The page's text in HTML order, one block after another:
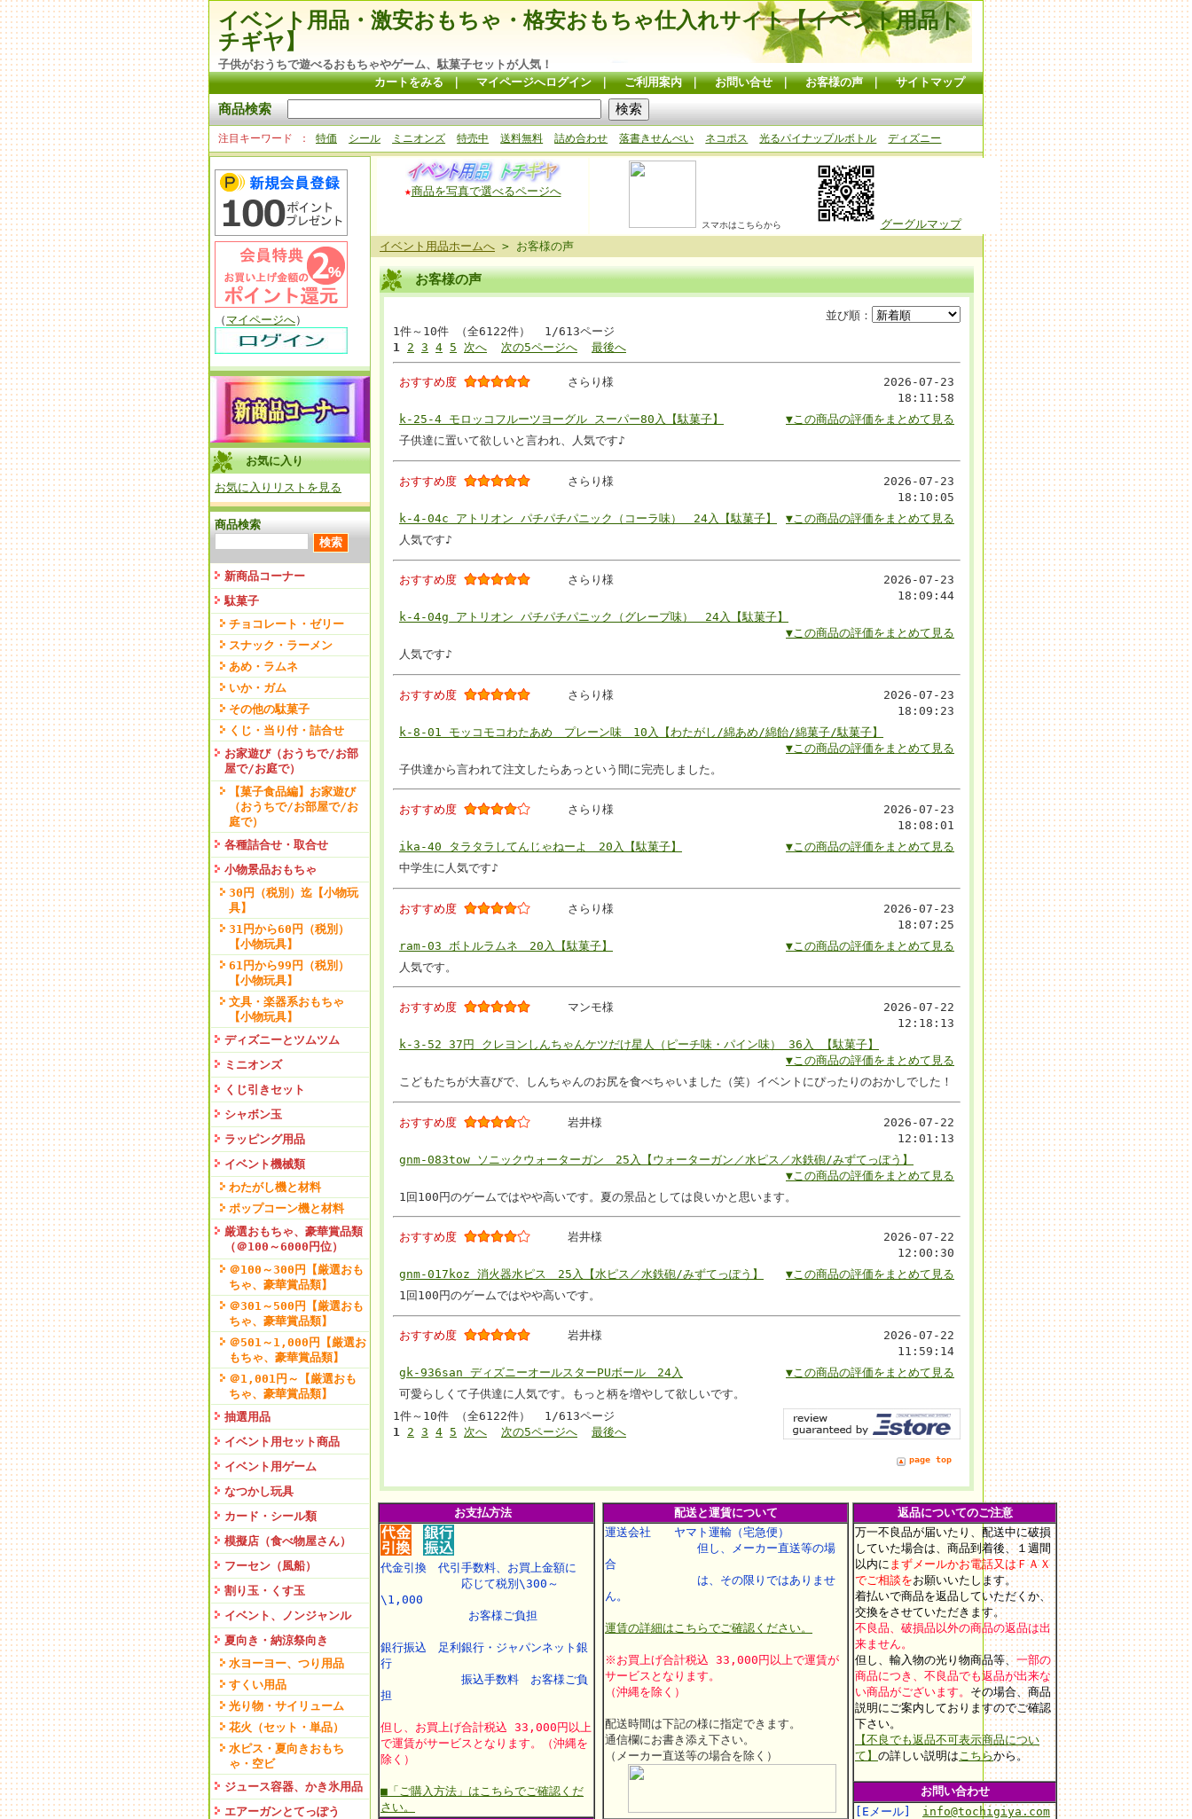
イベント用品・激安おもちゃ・格安おもちゃ仕入れサイト【イベント用品ト
チギヤ】
子供がおうちで遊べるおもちゃやゲーム、駄菓子セットが人気！
カートをみる｜ マイページへログイン｜ ご利用案内｜ お問い合せ｜ お客様の声｜ サイトマップ
商品検索
注目キーワード 特価 シール ミニオンズ 特売中 送料無料 詰め合わせ 落書きせんべい ネコポス 光るパイナップルボトル ディズニー
（ マイページへ）
お気に入り
お気に入りリストを見る
商品検索
新商品コーナー
駄菓子
チョコレート・ゼリー
スナック・ラーメン
あめ・ラムネ
いか・ガム
その他の駄菓子
くじ・当り付・詰合せ
お家遊び（おうちで/お部
屋で/お庭で）
【菓子食品編】お家遊び
（おうちで/お部屋で/お
庭で）
各種詰合せ・取合せ
小物景品おもちゃ
30円（税別）迄【小物玩
具】
31円から60円（税別）
【小物玩具】
61円から99円（税別）
【小物玩具】
文具・楽器系おもちゃ
【小物玩具】
ディズニーとツムツム
ミニオンズ
くじ引きセット
シャボン玉
ラッピング用品
イベント機械類
わたがし機と材料
ポップコーン機と材料
厳選おもちゃ、豪華賞品類
（＠100～6000円位）
＠100～300円【厳選おも
ちゃ、豪華賞品類】
＠301～500円【厳選おも
ちゃ、豪華賞品類】
＠501～1,000円【厳選お
もちゃ、豪華賞品類】
＠1,001円～【厳選おも
ちゃ、豪華賞品類】
抽選用品
イベント用セット商品
イベント用ゲーム
なつかし玩具
カード・シール類
模擬店（食べ物屋さん）
フーセン（風船）
割り玉・くす玉
イベント、ノンジャンル
夏向き・納涼祭向き
水ヨーヨー、つり用品
すくい用品
光り物・サイリューム
花火（セット・単品）
水ピス・夏向きおもち
ゃ・空ビ
ジュース容器、かき氷用品
エアーガンとてっぽう
★商品を写真で選べるページへ
スマホはこちらから
グーグルマップ
イベント用品ホームへ > お客様の声
お客様の声
並び順：
1件～10件 （全6122件） 1/613ページ
1 2 3 4 5 次へ 次の5ページへ 最後へ
おすすめ度 さらり様
2026-07-23
18:11:58
k-25-4 モロッコフルーツヨーグル スーパー80入【駄菓子】
▼この商品の評価をまとめて見る
子供達に置いて欲しいと言われ、人気です♪
おすすめ度 さらり様
2026-07-23
18:10:05
k-4-04c アトリオン パチパチパニック（コーラ味） 24入【駄菓子】
▼この商品の評価をまとめて見る
人気です♪
おすすめ度 さらり様
2026-07-23
18:09:44
k-4-04g アトリオン パチパチパニック（グレープ味） 24入【駄菓子】
▼この商品の評価をまとめて見る
人気です♪
おすすめ度 さらり様
2026-07-23
18:09:23
k-8-01 モッコモコわたあめ プレーン味 10入【わたがし/綿あめ/綿飴/綿菓子/駄菓子】
▼この商品の評価をまとめて見る
子供達から言われて注文したらあっという間に完売しました。
おすすめ度 さらり様
2026-07-23
18:08:01
ika-40 タラタラしてんじゃねーよ 20入【駄菓子】
▼この商品の評価をまとめて見る
中学生に人気です♪
おすすめ度 さらり様
2026-07-23
18:07:25
ram-03 ボトルラムネ 20入【駄菓子】
▼この商品の評価をまとめて見る
人気です。
おすすめ度 マンモ様
2026-07-22
12:18:13
k-3-52 37円 クレヨンしんちゃんケツだけ星人（ピーチ味・パイン味） 36入 【駄菓子】
▼この商品の評価をまとめて見る
こどもたちが大喜びで、しんちゃんのお尻を食べちゃいました（笑）イベントにぴったりのおかしでした！
おすすめ度 岩井様
2026-07-22
12:01:13
gnm-083tow ソニックウォーターガン 25入【ウォーターガン／水ピス／水鉄砲/みずてっぽう】
▼この商品の評価をまとめて見る
1回100円のゲームではやや高いです。夏の景品としては良いかと思います。
おすすめ度 岩井様
2026-07-22
12:00:30
gnm-017koz 消火器水ピス 25入【水ピス／水鉄砲/みずてっぽう】
▼この商品の評価をまとめて見る
1回100円のゲームではやや高いです。
おすすめ度 岩井様
2026-07-22
11:59:14
gk-936san ディズニーオールスターPUボール 24入
▼この商品の評価をまとめて見る
可愛らしくて子供達に人気です。もっと柄を増やして欲しいです。
1件～10件 （全6122件） 1/613ページ
1 2 3 4 5 次へ 次の5ページへ 最後へ
page top
お支払方法
代金引換 代引手数料、お買上金額に
応じて税別\300～
\1,000
お客様ご負担
銀行振込 足利銀行・ジャパンネット銀
行
振込手数料 お客様ご負
担
但し、お買上げ合計税込 33,000円以上
で運賃がサービスとなります。（沖縄を
除く）
■「ご購入方法」はこちらでご確認くだ
さい。
配送と運賃について
運送会社 ヤマト運輸（宅急便）
但し、メーカー直送等の場
合
は、その限りではありませ
ん。
運賃の詳細はこちらでご確認ください。
※お買上げ合計税込 33,000円以上で運賃が
サービスとなります。
（沖縄を除く）
配送時間は下記の様に指定できます。
通信欄にお書き添え下さい。
（メーカー直送等の場合を除く）
返品についてのご注意
万一不良品が届いたり、配送中に破損
していた場合は、商品到着後、１週間
以内に まずメールかお電話又はＦＡＸ
でご相談をお願いいたします。
着払いで商品を返品していただくか、
交換をさせていただきます。
不良品、破損品以外の商品の返品は出
来ません。
但し、輸入物の光り物商品等、 一部の
商品につき、不良品でも返品が出来な
い商品がございます。 その場合、商品
説明にご案内しておりますのでご確認
下さい。
【不良でも返品不可表示商品につい
て】 の詳しい説明はこちらから。
お問い合わせ
[Eメール]
info@tochigiya.com